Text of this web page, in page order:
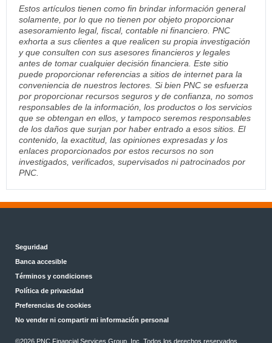
Estos artículos tienen como fin brindar información general
solamente, por lo que no tienen por objeto proporcionar
asesoramiento legal, fiscal, contable ni financiero. PNC
exhorta a sus clientes a que realicen su propia investigación
y que consulten con sus asesores financieros y legales
antes de tomar cualquier decisión financiera. Este sitio
puede proporcionar referencias a sitios de internet para la
conveniencia de nuestros lectores. Si bien PNC se esfuerza
por proporcionar recursos seguros y de confianza, no somos
responsables de la información, los productos o los servicios
que se obtengan en ellos, y tampoco seremos responsables
de los daños que surjan por haber entrado a esos sitios. El
contenido, la exactitud, las opiniones expresadas y los
enlaces proporcionados por estos recursos no son
investigados, verificados, supervisados ni patrocinados por
PNC.
Seguridad
Banca accesible
Términos y condiciones
Política de privacidad
Preferencias de cookies
No vender ni compartir mi información personal
©2026 PNC Financial Services Group, Inc. Todos los derechos reservados.